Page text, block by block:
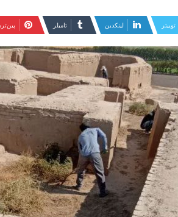
توییتر لینکدین ‫تامبلر